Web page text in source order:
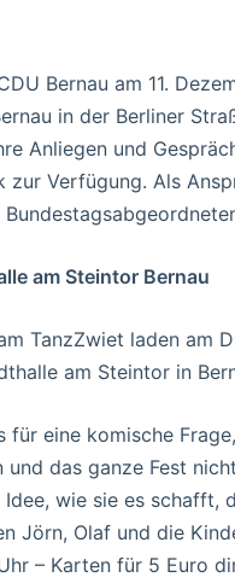
Bernau am 11.
in der Berliner
Anliegen und
Verfügung. Als
am Steintor Bernau
TanzZwiet laden am
am Steintor in
für eine komische
das ganze Fest
wie sie es schafft,
Jörn, Olaf und die
– Karten für 5 Euro